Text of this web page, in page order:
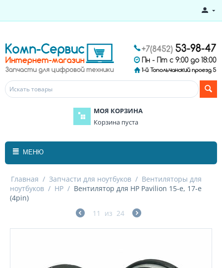
МОЯ КОРЗИНА
Корзина пуста
МЕНЮ
Главная / Запчасти для ноутбуков / Вентиляторы для
ноутбуков / HP / Вентилятор для HP Pavilion 15-e, 17-e
(4pin)
11
из 24